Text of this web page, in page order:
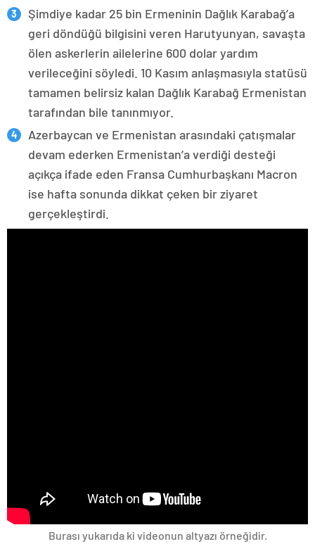
Şimdiye kadar 25 bin Ermeninin Dağlık Karabağ’a
geri döndüğü bilgisini veren Harutyunyan, savaşta
ölen askerlerin ailelerine 600 dolar yardım
verileceğini söyledi. 10 Kasım anlaşmasıyla statüsü
tamamen belirsiz kalan Dağlık Karabağ Ermenistan
tarafından bile tanınmıyor.
Azerbaycan ve Ermenistan arasındaki çatışmalar
devam ederken Ermenistan’a verdiği desteği
açıkça ifade eden Fransa Cumhurbaşkanı Macron
ise hafta sonunda dikkat çeken bir ziyaret
gerçekleştirdi.
Burası yukarıda ki videonun altyazı örneğidir.